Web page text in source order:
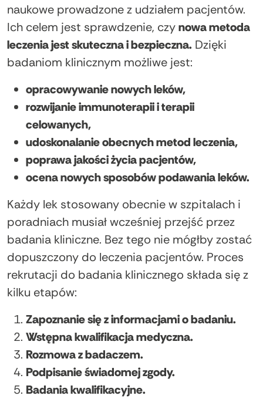
naukowe prowadzone z udziałem pacjentów.
Ich celem jest sprawdzenie, czynowa metoda
leczenia jest skuteczna i bezpieczna. Dzięki
badaniom klinicznym możliwe jest:
opracowywanie nowych leków,
rozwijanie immunoterapii i terapii
celowanych,
udoskonalanie obecnych metod leczenia,
poprawa jakości życia pacjentów,
ocena nowych sposobów podawania leków.
Każdy lek stosowany obecnie w szpitalach i
poradniach musiał wcześniej przejść przez
badania kliniczne. Bez tego nie mógłby zostać
dopuszczony do leczenia pacjentów. Proces
rekrutacji do badania klinicznego składa się z
kilku etapów:
Zapoznanie się z informacjami o badaniu.
Wstępna kwalifikacja medyczna.
Rozmowa z badaczem.
Podpisanie świadomej zgody.
Badania kwalifikacyjne.